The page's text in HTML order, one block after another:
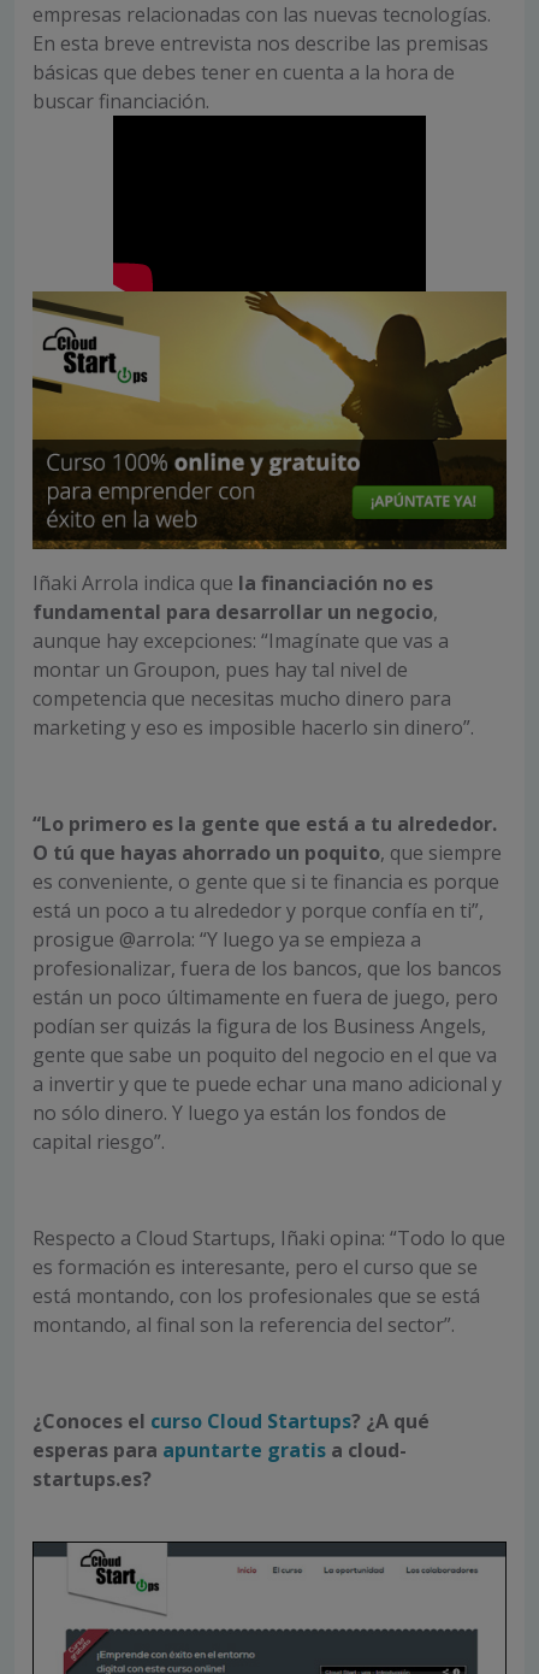
empresas relacionadas con las nuevas tecnologías.
En esta breve entrevista nos describe las premisas
básicas que debes tener en cuenta a la hora de
buscar financiación.
Iñaki Arrola indica que la financiación no es
fundamental para desarrollar un negocio,
aunque hay excepciones: “Imagínate que vas a
montar un Groupon, pues hay tal nivel de
competencia que necesitas mucho dinero para
marketing y eso es imposible hacerlo sin dinero”.
“Lo primero es la gente que está a tu alrededor.
O tú que hayas ahorrado un poquito, que siempre
es conveniente, o gente que si te financia es porque
está un poco a tu alrededor y porque confía en ti”,
prosigue @arrola: “Y luego ya se empieza a
profesionalizar, fuera de los bancos, que los bancos
están un poco últimamente en fuera de juego, pero
podían ser quizás la figura de los Business Angels,
gente que sabe un poquito del negocio en el que va
a invertir y que te puede echar una mano adicional y
no sólo dinero. Y luego ya están los fondos de
capital riesgo”.
Respecto a Cloud Startups, Iñaki opina: “Todo lo que
es formación es interesante, pero el curso que se
está montando, con los profesionales que se está
montando, al final son la referencia del sector”.
¿Conoces el curso Cloud Startups? ¿A qué
esperas para apuntarte gratis a cloud-
startups.es?